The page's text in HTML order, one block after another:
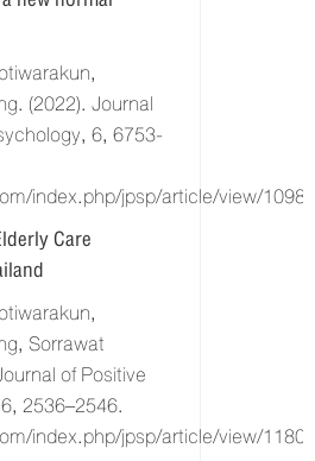
(2022). Journal
6, 6753-
index.php/jpsp/article/view/
Care
Sorrawat
of Positive
2536–2546.
index.php/jpsp/article/view/